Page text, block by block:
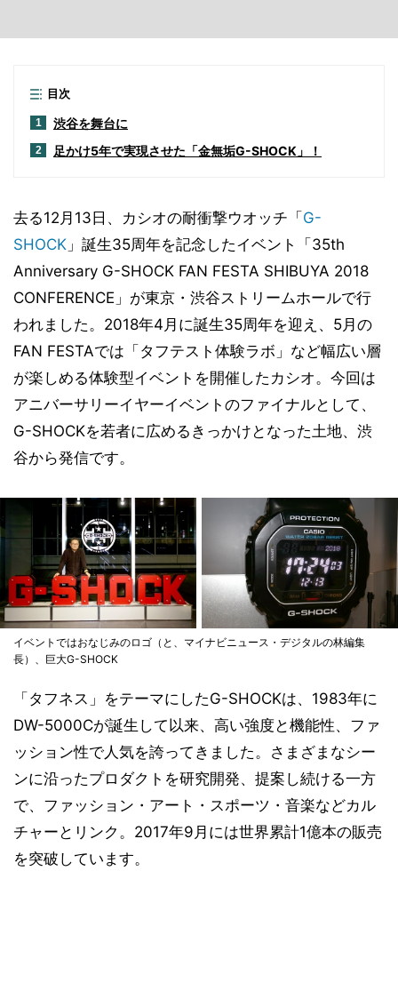
目次
1 渋谷を舞台に
2 足かけ5年で実現させた「金無垢G-SHOCK」！
去る12月13日、カシオの耐衝撃ウオッチ「 G-
SHOCK 」誕生35周年を記念したイベント「35th
Anniversary G-SHOCK FAN FESTA SHIBUYA 2018
CONFERENCE」が東京・渋谷ストリームホールで行
われました。2018年4月に誕生35周年を迎え、5月の
FAN FESTAでは「タフテスト体験ラボ」など幅広い層
が楽しめる体験型イベントを開催したカシオ。今回は
アニバーサリーイヤーイベントのファイナルとして、
G-SHOCKを若者に広めるきっかけとなった土地、渋
谷から発信です。
イベントではおなじみのロゴ（と、マイナビニュース・デジタルの林編集
長）、巨大G-SHOCK
「タフネス」をテーマにしたG-SHOCKは、1983年に
DW-5000Cが誕生して以来、高い強度と機能性、ファ
ッション性で人気を誇ってきました。さまざまなシー
ンに沿ったプロダクトを研究開発、提案し続ける一方
で、ファッション・アート・スポーツ・音楽などカル
チャーとリンク。2017年9月には世界累計1億本の販売
を突破しています。